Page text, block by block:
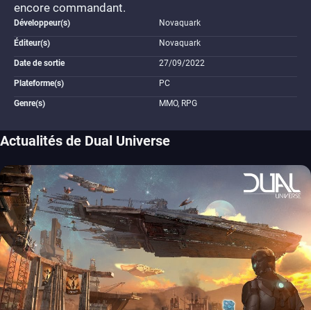
encore commandant.
Développeur(s) Novaquark
Éditeur(s) Novaquark
Date de sortie 27/09/2022
Plateforme(s) PC
Genre(s) MMO, RPG
Actualités de Dual Universe